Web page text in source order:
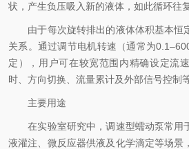
状，产生负压吸入新的液体，如此循环往
由于每次旋转排出的液体体积基本恒
关系。通过调节电机转速（通常为
定），用户可在较宽范围内精确设定流
时、方向切换、流量累计及外部信号控制
主要用途
在实验室研究中，调速型蠕动泵常用
液灌注、微反应器供液及化学滴定等场景